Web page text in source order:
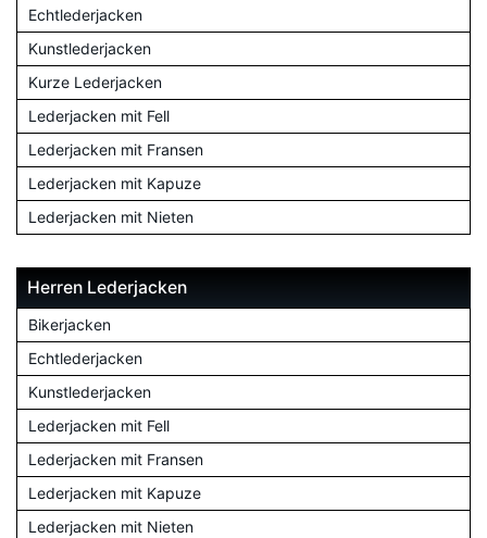
Echtlederjacken
Kunstlederjacken
Kurze Lederjacken
Lederjacken mit Fell
Lederjacken mit Fransen
Lederjacken mit Kapuze
Lederjacken mit Nieten
Herren Lederjacken
Bikerjacken
Echtlederjacken
Kunstlederjacken
Lederjacken mit Fell
Lederjacken mit Fransen
Lederjacken mit Kapuze
Lederjacken mit Nieten